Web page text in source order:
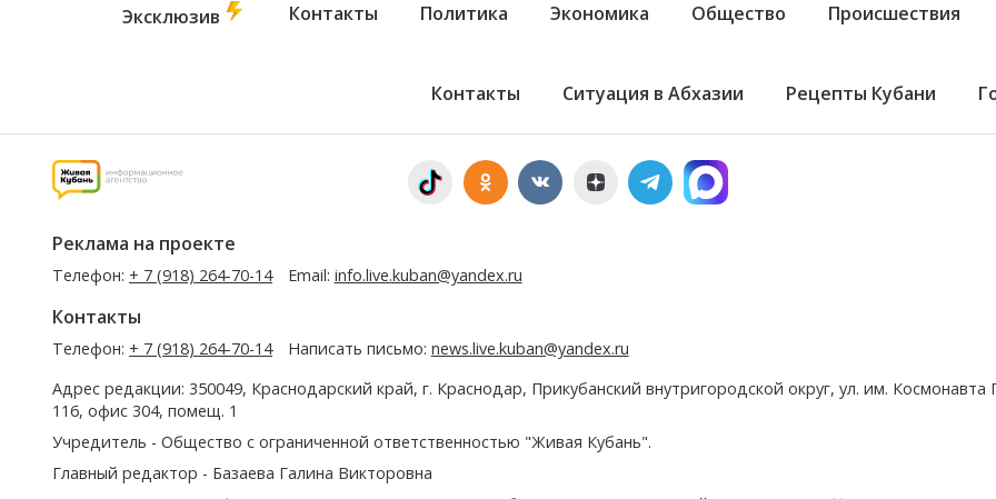
Эксклюзив Контакты Политика Экономика Общество Происшествия
Контакты Ситуация в Абхазии Рецепты Кубани
Реклама на проекте
Телефон: + 7 (918) 264-70-14 Email: info.live.kuban@yandex.ru
Контакты
Телефон: + 7 (918) 264-70-14 Написать письмо: news.live.kuban@yandex.ru
Адрес редакции: 350049, Краснодарский край, г. Краснодар, Прикубанский внутригородской округ, ул. им. Космонавта
116, офис 304, помещ. 1
Учредитель - Общество с ограниченной ответственностью "Живая Кубань".
Главный редактор - Базаева Галина Викторовна